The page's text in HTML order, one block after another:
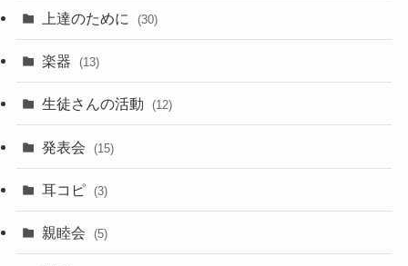
上達のために (30)
楽器 (13)
生徒さんの活動 (12)
発表会 (15)
耳コピ (3)
親睦会 (5)